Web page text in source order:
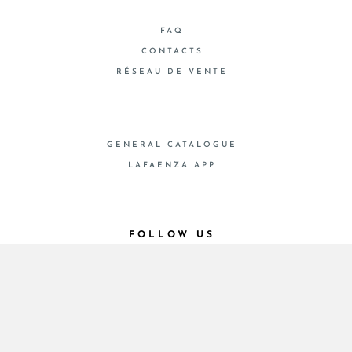
FAQ
CONTACTS
RÉSEAU DE VENTE
GENERAL CATALOGUE
LAFAENZA APP
FOLLOW US